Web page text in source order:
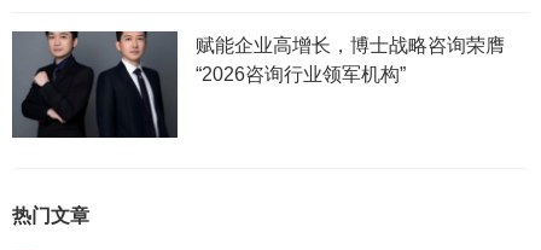
赋能企业高增长，博士战略咨询荣膺
“2026咨询行业领军机构”
热门文章